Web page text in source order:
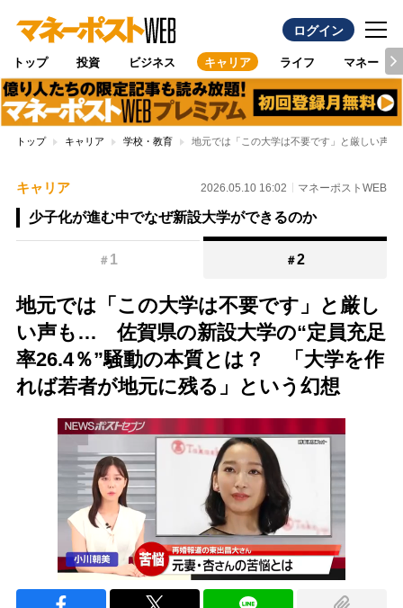
ログイン
トップ 投資 ビジネス キャリア ライフ マネー
トップ キャリア 学校・教育 地元では「この大学は不要です」と厳しい声
キャリア 2026.05.10 16:02 マネーポストWEB
少子化が進む中でなぜ新設大学ができるのか
＃ 1 ＃2
地元では「この大学は不要です」と厳し
い声も… 佐賀県の新設大学の“定員充足
率26.4％”騒動の本質とは？ 「大学を作
れば若者が地元に残る」という幻想